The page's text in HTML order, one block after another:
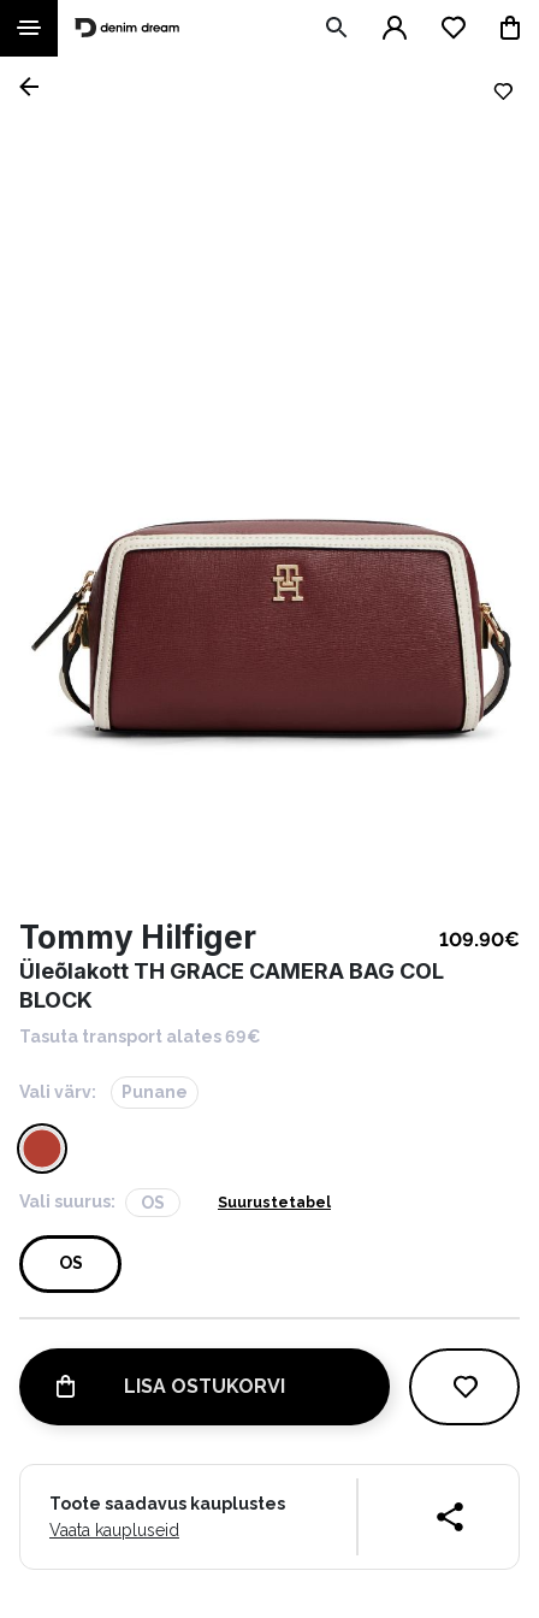
Tommy Hilfiger 109.90€
Üleõlakott TH GRACE CAMERA BAG COL
BLOCK
Tasuta transport alates 69€
Vali värv: Punane
Vali suurus: OS Suurustetabel
OS
LISA OSTUKORVI
Toote saadavus kauplustes
Vaata kaupluseid